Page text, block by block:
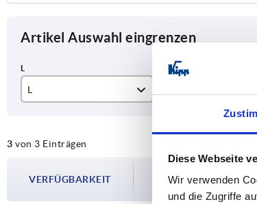
Diese Webseite
Wir verwenden
und die Zugriffe
Artikel Auswahl eingrenzen
L
73
3 von 3 Einträgen
VERFÜGBARKEIT
Die Verfügbarkeiten
Im finalen Schritt vor
Versanddatum.